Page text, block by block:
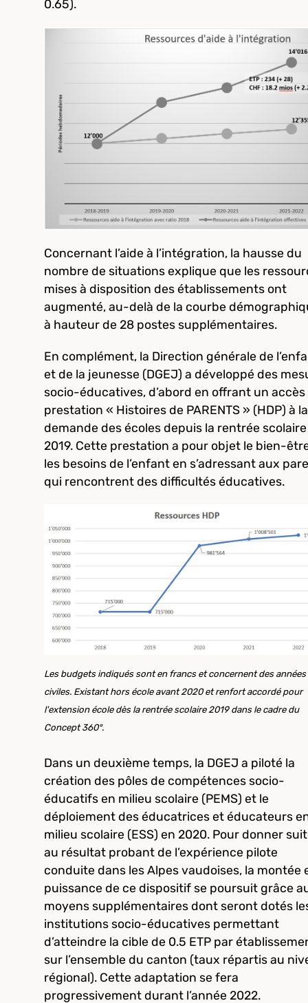
0.65).
Concernant l’aide à l’intégration, la hausse du
nombre de situations explique que les
mises à disposition des établissements ont
augmenté, au-delà de la courbe
à hauteur de 28 postes supplémentaires.
En complément, la Direction générale de
et de la jeunesse (DGEJ) a développé des
socio-éducatives, d’abord en offrant un accès
prestation « Histoires de PARENTS » (HDP) à la
demande des écoles depuis la rentrée scolaire
2019. Cette prestation a pour objet le bien-
les besoins de l’enfant en s’adressant aux
qui rencontrent des difficultés éducatives.
Les budgets indiqués sont en francs et concernent des années
civiles. Existant hors école avant 2020 et renfort accordé pour
l'extension école dès la rentrée scolaire 2019 dans le cadre du
Concept 360°.
Dans un deuxième temps, la DGEJ a piloté la
création des pôles de compétences socio-
éducatifs en milieu scolaire (PEMS) et le
déploiement des éducatrices et éducateurs
milieu scolaire (ESS) en 2020. Pour donner
au résultat probant de l’expérience pilote
conduite dans les Alpes vaudoises, la montée
puissance de ce dispositif se poursuit grâce
moyens supplémentaires dont seront dotés
institutions socio-éducatives permettant
d’atteindre la cible de 0.5 ETP par
sur l’ensemble du canton (taux répartis au
régional). Cette adaptation se fera
progressivement durant l’année 2022.